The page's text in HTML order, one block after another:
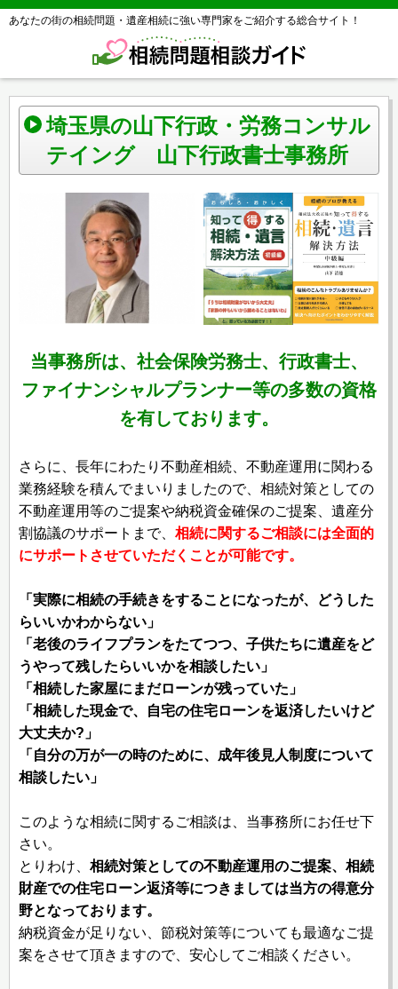
あなたの街の相続問題・遺産相続に強い専門家をご紹介する総合サイト！
埼玉県の山下行政・労務コンサル
テイング 山下行政書士事務所
当事務所は、社会保険労務士、行政書士、
ファイナンシャルプランナー等の多数の資格
を有しております。
さらに、長年にわたり不動産相続、不動産運用に関わる
業務経験を積んでまいりましたので、相続対策としての
不動産運用等のご提案や納税資金確保のご提案、遺産分
割協議のサポートまで、 相続に関するご相談には全面的
にサポートさせていただくことが可能です。
「実際に相続の手続きをすることになったが、どうした
らいいかわからない」
「老後のライフプランをたてつつ、子供たちに遺産をど
うやって残したらいいかを相談したい」
「相続した家屋にまだローンが残っていた」
「相続した現金で、自宅の住宅ローンを返済したいけど
大丈夫か?」
「自分の万が一の時のために、成年後見人制度について
相談したい」
このような相続に関するご相談は、当事務所にお任せ下
さい。
とりわけ、 相続対策としての不動産運用のご提案、相続
財産での住宅ローン返済等につきましては当方の得意分
野となっております。
納税資金が足りない、節税対策等についても最適なご提
案をさせて頂きますので、安心してご相談ください。